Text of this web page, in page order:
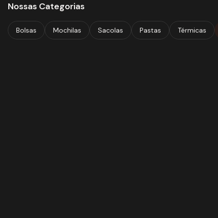
Nossas Categorias
Bolsas Mochilas Sacolas Pastas Térmicas